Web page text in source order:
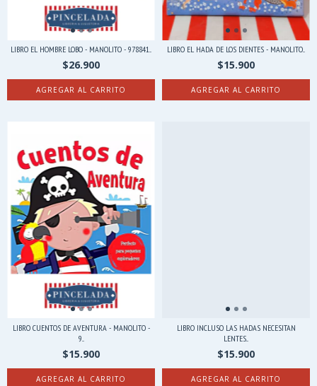
LIBRO EL HOMBRE LOBO - MANOLITO - 978841...
$26.900
LIBRO EL HADA DE LOS DIENTES - MANOLITO...
$15.900
LIBRO CUENTOS DE AVENTURA - MANOLITO -
9...
$15.900
LIBRO INCLUSO LAS HADAS NECESITAN
LENTES...
$15.900